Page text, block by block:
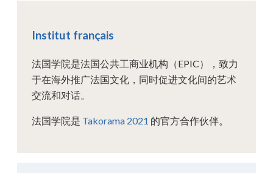
Institut français
法国学院是法国公共工商业机构（EPIC），致力
于在海外推广法国文化，同时促进文化间的艺术
交流和对话。
法国学院是 Takorama 2021 的官方合作伙伴。